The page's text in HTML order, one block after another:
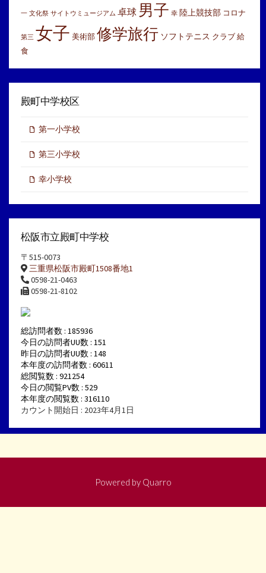
一 文化祭 サイトウミュージアム 卓球 男子 幸 陸上競技部 コロナ
第三 女子 美術部 修学旅行 ソフトテニス クラブ 給
食
殿町中学校区
第一小学校
第三小学校
幸小学校
松阪市立殿町中学校
〒515-0073
三重県松阪市殿町1508番地1
0598-21-0463
0598-21-8102
総訪問者数 : 185936
今日の訪問者UU数 : 151
昨日の訪問者UU数 : 148
本年度の訪問者数 : 60611
総閲覧数 : 921254
今日の閲覧PV数 : 529
本年度の閲覧数 : 316110
カウント開始日 : 2023年4月1日
Powered by Quarro